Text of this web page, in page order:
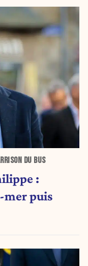
DU BUS
:
mer puis